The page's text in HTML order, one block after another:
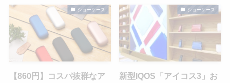
ショーケース
【860円】コスパ抜群なア
ショーケース
新型IQOS「アイコス3」お